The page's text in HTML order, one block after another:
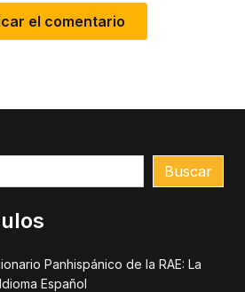
Buscar
Panhispánico de la RAE: La
Español